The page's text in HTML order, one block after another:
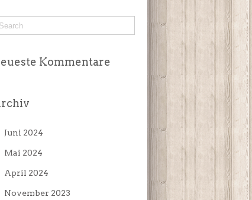
Kommentare
Juni 2024
Mai 2024
April 2024
November 2023